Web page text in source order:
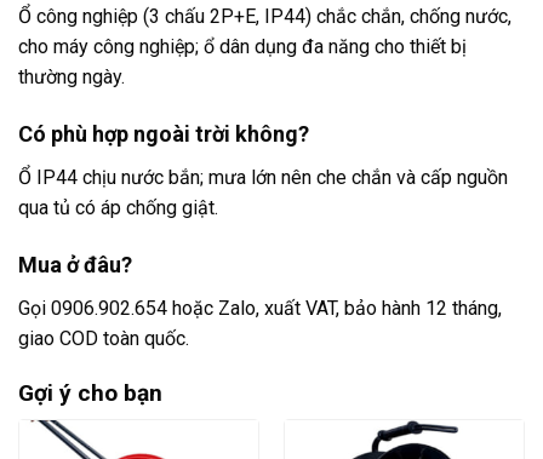
Ổ công nghiệp (3 chấu 2P+E, IP44) chắc chắn, chống nước,
cho máy công nghiệp; ổ dân dụng đa năng cho thiết bị
thường ngày.
Có phù hợp ngoài trời không?
Ổ IP44 chịu nước bắn; mưa lớn nên che chắn và cấp nguồn
qua tủ có áp chống giật.
Mua ở đâu?
Gọi 0906.902.654 hoặc Zalo, xuất VAT, bảo hành 12 tháng,
giao COD toàn quốc.
Gợi ý cho bạn